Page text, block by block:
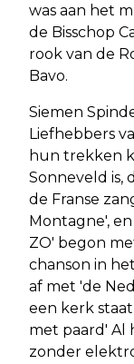
was aan het
de Bisschop
rook van de
Bavo.
Siemen
Liefhebbers
hun trekken
Sonneveld is,
de Franse
Montagne',
ZO' begon
chanson in
af met 'de
een kerk
met paard' Al
zonder